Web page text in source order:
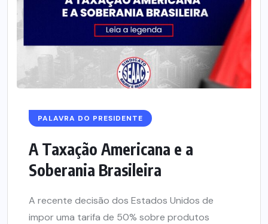
PALAVRA DO PRESIDENTE
A Taxação Americana e a
Soberania Brasileira
A recente decisão dos Estados Unidos de
impor uma tarifa de 50% sobre produtos